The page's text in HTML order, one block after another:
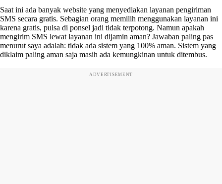
Saat ini ada banyak website yang menyediakan layanan pengiriman
SMS secara gratis. Sebagian orang memilih menggunakan layanan ini
karena gratis, pulsa di ponsel jadi tidak terpotong. Namun apakah
mengirim SMS lewat layanan ini dijamin aman? Jawaban paling pas
menurut saya adalah: tidak ada sistem yang 100% aman. Sistem yang
diklaim paling aman saja masih ada kemungkinan untuk ditembus.
ADVERTISEMENT